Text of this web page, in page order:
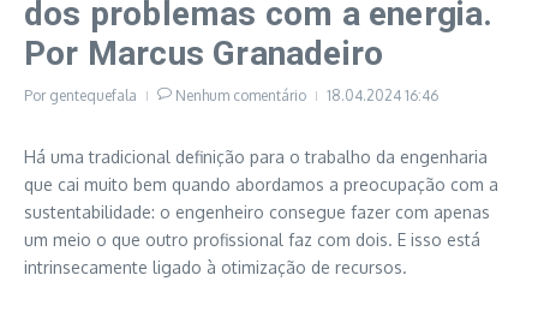
dos problemas com a energia.
Por Marcus Granadeiro
Por gentequefala Nenhum comentário 18.04.2024 16:46
Há uma tradicional definição para o trabalho da engenharia
que cai muito bem quando abordamos a preocupação com a
sustentabilidade: o engenheiro consegue fazer com apenas
um meio o que outro profissional faz com dois. E isso está
intrinsecamente ligado à otimização de recursos.